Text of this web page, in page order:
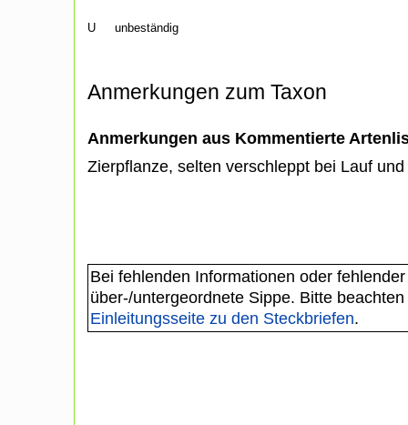
U unbeständig
Anmerkungen zum Taxon
Anmerkungen aus Kommentierte
Zierpflanze, selten verschleppt bei Lauf
Bei fehlenden Informationen oder
über-/untergeordnete Sippe. Bitte
Einleitungsseite zu den Steckbriefen.